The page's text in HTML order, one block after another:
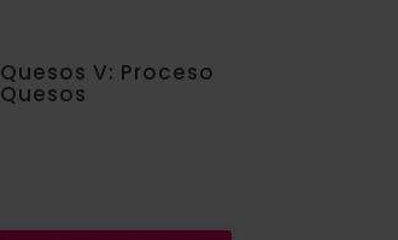
Quesos V: Proceso
Quesos